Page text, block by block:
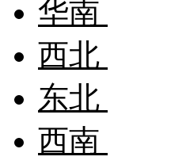
华南
西北
东北
西南